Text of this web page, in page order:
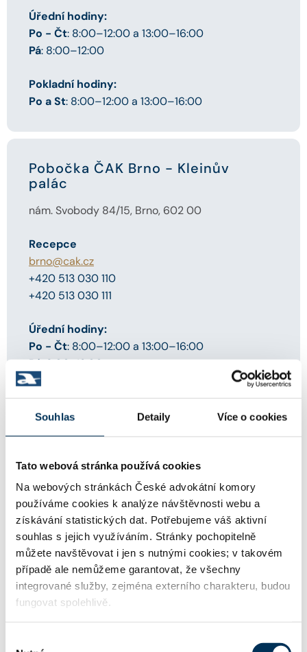
Souhlas Detaily Více o cookies
Tato webová stránka používá cookies
Na webových stránkách České advokátní komory
používáme cookies k analýze návštěvnosti webu a
získávání statistických dat. Potřebujeme váš aktivní
souhlas s jejich využíváním. Stránky pochopitelně
můžete navštěvovat i jen s nutnými cookies; v takovém
případě ale nemůžeme garantovat, že všechny
integrované služby, zejména externího charakteru, budou
fungovat spolehlivě.
Úřední hodiny:
Po - Čt: 8:00–12:00 a 13:00–16:00
Pá: 8:00–12:00
Pokladní hodiny:
Po a St: 8:00–12:00 a 13:00–16:00
Pobočka ČAK Brno - Kleinův
palác
nám. Svobody 84/15, Brno, 602 00
Recepce
brno@cak.cz
+420 513 030 110
+420 513 030 111
Úřední hodiny:
Po - Čt: 8:00–12:00 a 13:00–16:00
Pá: 8:00-12:00
Národní 10, Praha 1, 110 00
Recepce
Ing. Vlasta Maternová, Michal Gajdoš
recepcedunaj@cak.cz
+420 273 193 273
Úřední hodiny:
Po - Čt: 8:00–16:00
Pá: 8:00–12:00